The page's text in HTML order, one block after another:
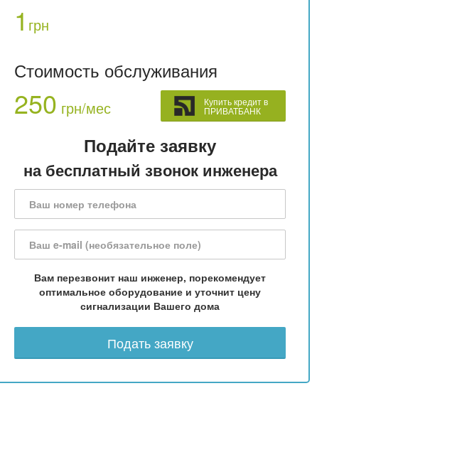
1 грн
Стоимость обслуживания
250 грн/мес Купить кредит в
ПРИВАТБАНК
Подайте заявку
на бесплатный звонок инженера
Вам перезвонит наш инженер, порекомендует
оптимальное оборудование и уточнит цену
сигнализации Вашего дома
Подать заявку